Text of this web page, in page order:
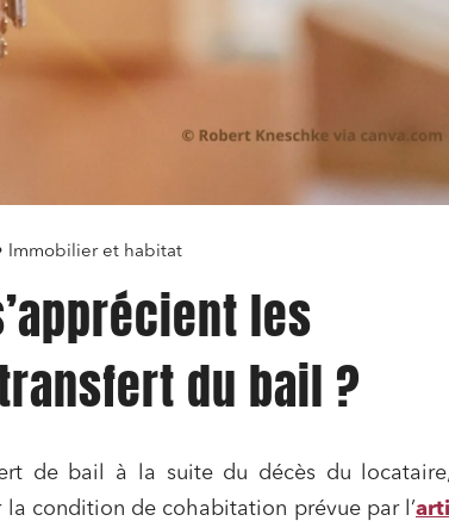
Immobilier et habitat
les
du bail ?
de bail à la suite du décès du
condition de cohabitation prévue par l’